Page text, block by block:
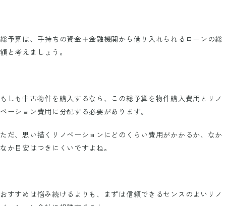
総予算は、手持ちの資金＋金融機関から借り入れられるローンの総
額と考えましょう。
もしも中古物件を購入するなら、この総予算を物件購入費用とリノ
ベーション費用に分配する必要があります。
ただ、思い描くリノベーションにどのくらい費用がかかるか、なか
なか目安はつきにくいですよね。
おすすめは悩み続けるよりも、まずは信頼できるセンスのよいリノ